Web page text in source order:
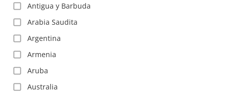
Antigua y Barbuda
Arabia Saudita
Argentina
Armenia
Aruba
Australia